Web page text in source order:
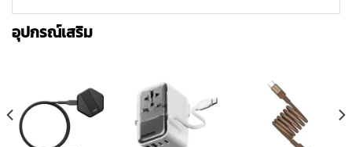
อุปกรณ์เสริม